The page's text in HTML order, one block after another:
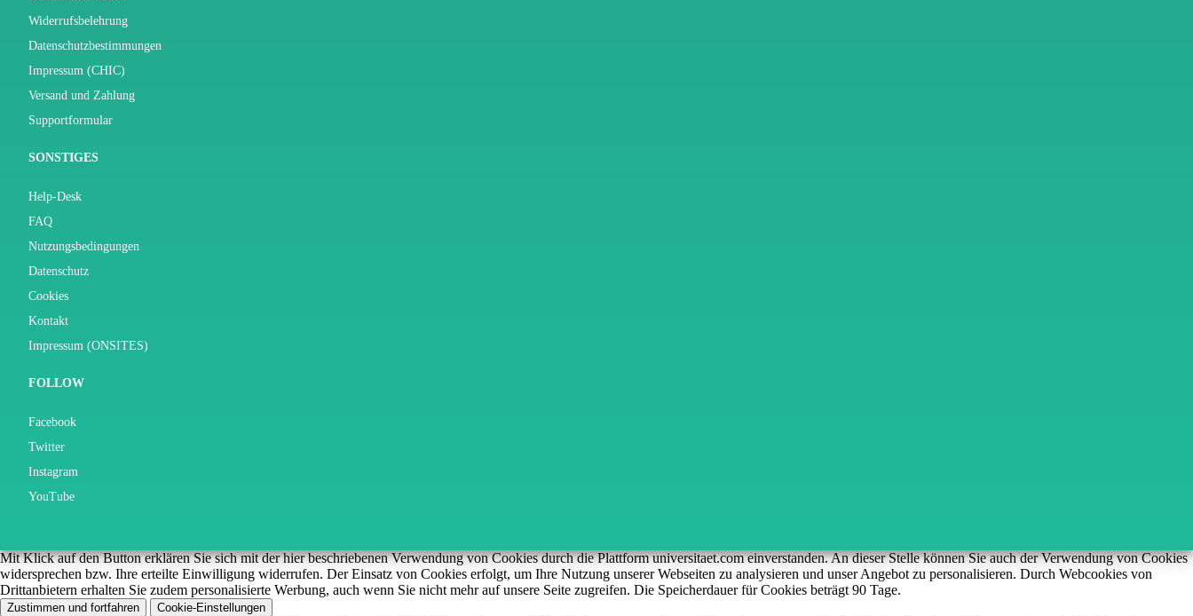
Widerrufsbelehrung
Datenschutzbestimmungen
Impressum (CHIC)
Versand und Zahlung
Supportformular
SONSTIGES
Help-Desk
FAQ
Nutzungsbedingungen
Datenschutz
Cookies
Kontakt
Impressum (ONSITES)
FOLLOW
Facebook
Twitter
Instagram
YouTube
Mit Klick auf den Button erklären Sie sich mit der hier beschriebenen Verwendung von Cookies durch die Plattform universitaet.com einverstanden. An dieser Stelle können Sie auch der Verwendung von Cookies
widersprechen bzw. Ihre erteilte Einwilligung widerrufen. Der Einsatz von Cookies erfolgt, um Ihre Nutzung unserer Webseiten zu analysieren und unser Angebot zu personalisieren. Durch Webcookies von
Drittanbietern erhalten Sie zudem personalisierte Werbung, auch wenn Sie nicht mehr auf unsere Seite zugreifen. Die Speicherdauer für Cookies beträgt 90 Tage.
Zustimmen und fortfahren Cookie-Einstellungen